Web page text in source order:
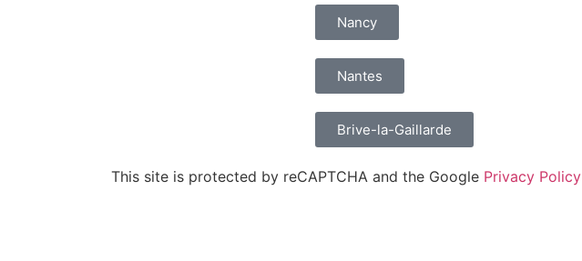
Nancy
Nantes
Brive-la-Gaillarde
This site is protected by reCAPTCHA and the Google Privacy Policy